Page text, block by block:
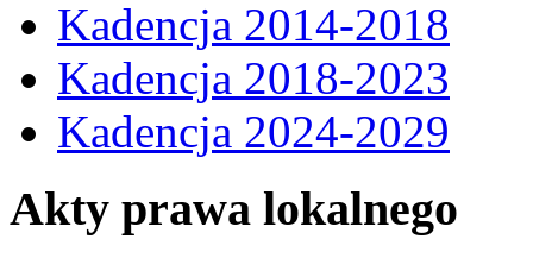
Kadencja 2014-2018
Kadencja 2018-2023
Kadencja 2024-2029
Akty prawa lokalnego